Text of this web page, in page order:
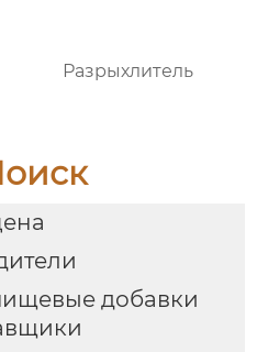
Разрыхлитель
добавки